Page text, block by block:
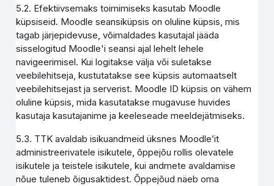
5.2. Efektiivsemaks toimimiseks kasutab Moodle
küpsiseid. Moodle seansiküpsis on oluline küpsis, mis
tagab järjepidevuse, võimaldades kasutajal jääda
sisselogitud Moodle'i seansi ajal lehelt lehele
navigeerimisel. Kui logitakse välja või suletakse
veebilehitseja, kustutatakse see küpsis automaatselt
veebilehitsejast ja serverist. Moodle ID küpsis on vähem
oluline küpsis, mida kasutatakse mugavuse huvides
kasutaja kasutajanime ja keeleseade meeldejätmiseks.
5.3. TTK avaldab isikuandmeid üksnes Moodle’it
administreerivatele isikutele, õppejõu rollis olevatele
isikutele ja teistele isikutele, kui andmete avaldamise
nõue tuleneb õigusaktidest. Õppejõud näeb oma